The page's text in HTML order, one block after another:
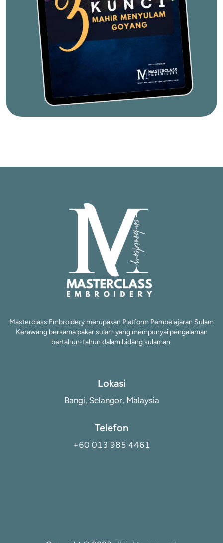
Masterclass Embroidery merupakan Platform Pembelajaran Sulam
Kerawang bersama pakar sulam yang mempunyai pengalaman
bertahun-tahun dalam bidang sulaman.
Lokasi
Bangi, Selangor, Malaysia
Telefon
+60 013 985 4461